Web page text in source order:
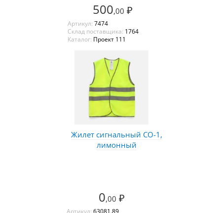
500,00 ₽
Артикул: 7474
Склад поставщика: 1764
Каталог: Проект 111
Жилет сигнальный СО-1,
лимонный
0,00 ₽
Артикул: 63081.89